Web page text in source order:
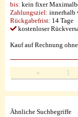
bis: kein fixer
Zahlungsziel: innerhalb
Rückgabefrist: 14 Tage
kostenloser
Kauf auf Rechnung
« 1
Ähnliche Suchbegriffe